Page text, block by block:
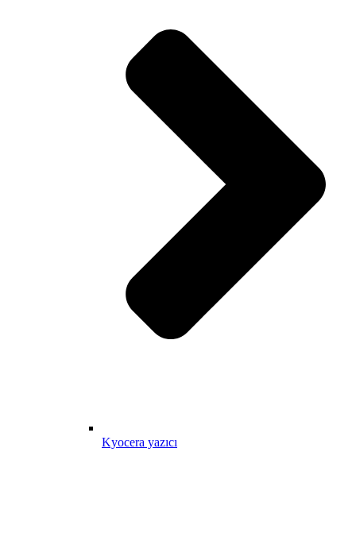
Kyocera yazıcı